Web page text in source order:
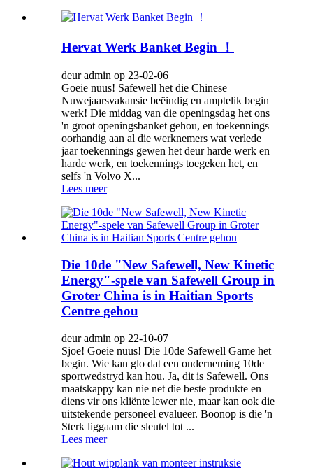
Hervat Werk Banket Begin ！
deur admin op 23-02-06
Goeie nuus! Safewell het die Chinese
Nuwejaarsvakansie beëindig en amptelik begin
werk! Die middag van die openingsdag het ons
'n groot openingsbanket gehou, en toekennings
oorhandig aan al die werknemers wat verlede
jaar toekennings gewen het deur harde werk en
harde werk, en toekennings toegeken het, en
selfs 'n Volvo X...
Lees meer
Die 10de "New Safewell, New Kinetic
Energy"-spele van Safewell Group in
Groter China is in Haitian Sports
Centre gehou
deur admin op 22-10-07
Sjoe! Goeie nuus! Die 10de Safewell Game het
begin. Wie kan glo dat een onderneming 10de
sportwedstryd kan hou. Ja, dit is Safewell. Ons
maatskappy kan nie net die beste produkte en
diens vir ons kliënte lewer nie, maar kan ook die
uitstekende personeel evalueer. Boonop is die 'n
Sterk liggaam die sleutel tot ...
Lees meer